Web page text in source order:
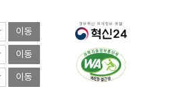
이동
이동
이동